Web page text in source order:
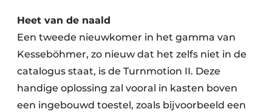
Heet van de naald
Een tweede nieuwkomer in het gamma van
Kesseböhmer, zo nieuw dat het zelfs niet in de
catalogus staat, is de Turnmotion II. Deze
handige oplossing zal vooral in kasten boven
een ingebouwd toestel, zoals bijvoorbeeld een